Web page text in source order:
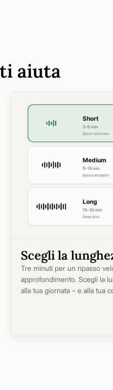
aiuta
Scegli la
Tre minuti per un ripasso
approfondimento. Scegli la
alla tua giornata – e alla tua